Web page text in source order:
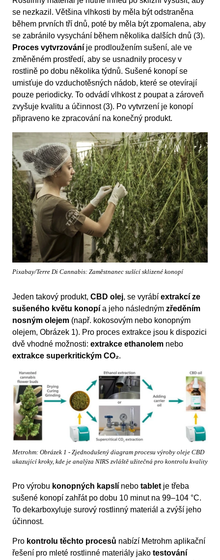
se nezkazil. Většina vlhkosti by měla být odstraněna
během prvních tří dnů, poté by měla být zpomalena, aby
se zabránilo vysychání během několika dalších dnů (3).
Proces vytvrzování je prodloužením sušení, ale ve
změněném prostředí, aby se usnadnily procesy v
rostlině po dobu několika týdnů. Sušené konopí se
umisťuje do vzduchotěsných nádob, které se otevírají
pouze periodicky. To odvádí vlhkost z poupat a zároveň
zvyšuje kvalitu a účinnost (3). Po vytvrzení je konopí
připraveno ke zpracování na konečný produkt.
Pixabay/Terre Di Cannabis: Zaměstnanec sušící sklizené konopí
Jeden takový produkt, CBD olej, se vyrábí extrakcí ze
sušeného květu konopí a jeho následným zředěním
nosným olejem (např. kokosovým nebo konopným
olejem, Obrázek 1). Pro proces extrakce jsou k dispozici
dvě vhodné možnosti: extrakce ethanolem nebo
extrakce superkritickým CO₂.
Metrohm: Obrázek 1 - Zjednodušený diagram procesu výroby oleje CBD
ukazující kroky, kde je analýza NIRS zvláště užitečná pro kontrolu kvality
Pro výrobu konopných kapslí nebo tablet je třeba
sušené konopí zahřát po dobu 10 minut na 99–104 °C.
To dekarboxyluje surový rostlinný materiál a zvýší jeho
účinnost.
Pro kontrolu těchto procesů nabízí Metrohm aplikační
řešení pro mleté rostlinné materiály jako testování